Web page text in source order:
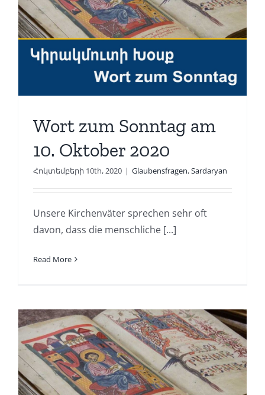
Wort zum Sonntag am
10. Oktober 2020
Հոկտեմբերի 10th, 2020 | Glaubensfragen,Sardaryan
Unsere Kirchenväter sprechen sehr oft
davon, dass die menschliche [...]
Read More